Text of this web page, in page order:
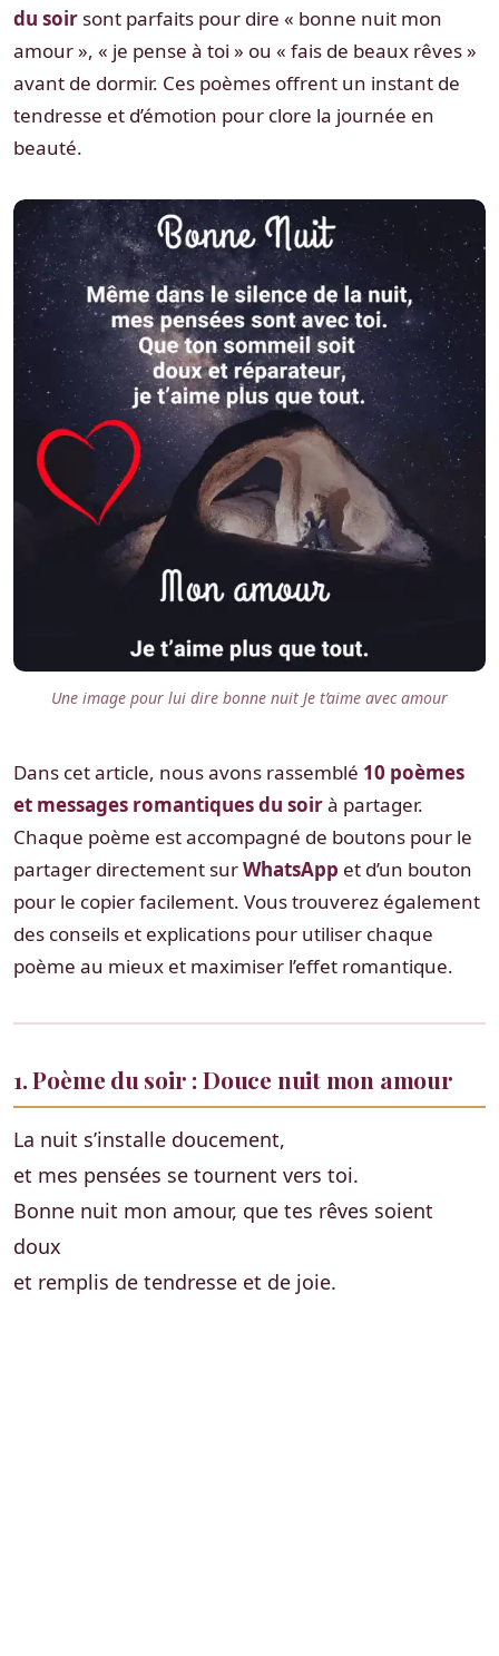
du soir sont parfaits pour dire « bonne nuit mon
amour », « je pense à toi » ou « fais de beaux rêves »
avant de dormir. Ces poèmes offrent un instant de
tendresse et d’émotion pour clore la journée en
beauté.
Une image pour lui dire bonne nuit Je t’aime avec amour
Dans cet article, nous avons rassemblé 10 poèmes
et messages romantiques du soirà partager.
Chaque poème est accompagné de boutons pour le
partager directement surWhatsApp et d’un bouton
pour le copier facilement. Vous trouverez également
des conseils et explications pour utiliser chaque
poème au mieux et maximiser l’effet romantique.
1. Poème du soir : Douce nuit mon amour
La nuit s’installe doucement,
et mes pensées se tournent vers toi.
Bonne nuit mon amour, que tes rêves soient
doux
et remplis de tendresse et de joie.